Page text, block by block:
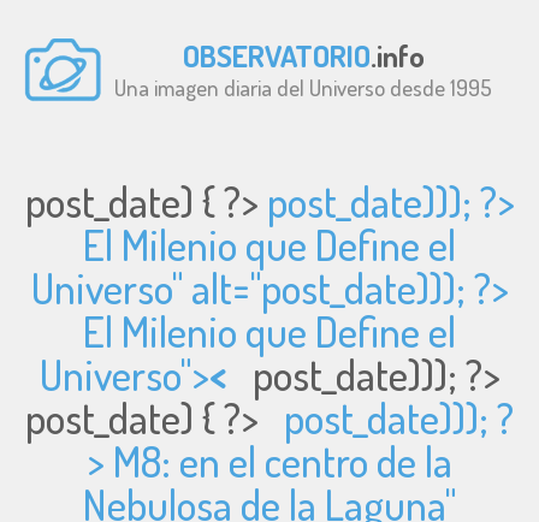
OBSERVATORIO.info
Una imagen diaria del Universo desde 1995
post_date) { ?> post_date))); ?>
El Milenio que Define el
Universo" alt="post_date))); ?>
El Milenio que Define el
Universo">< post_date))); ?>
post_date) { ?> post_date))); ?
> M8: en el centro de la
Nebulosa de la Laguna"